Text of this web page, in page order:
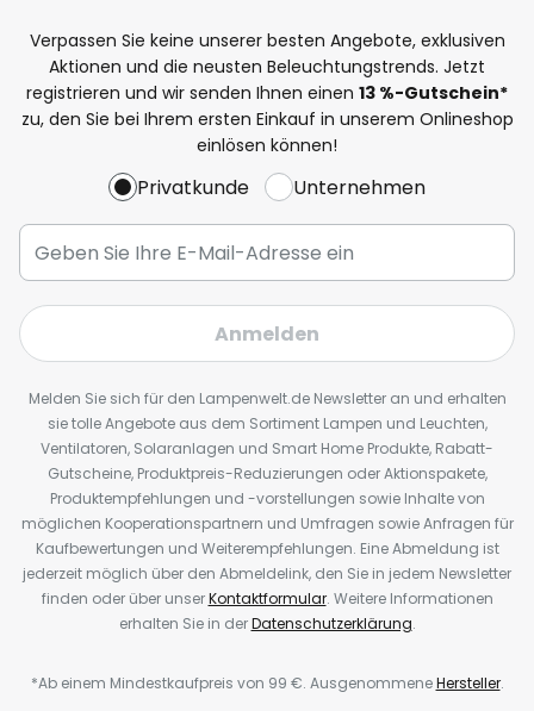
Verpassen Sie keine unserer besten Angebote, exklusiven
Aktionen und die neusten Beleuchtungstrends. Jetzt
registrieren und wir senden Ihnen einen 13 %-Gutschein*
zu, den Sie bei Ihrem ersten Einkauf in unserem Onlineshop
einlösen können!
Privatkunde Unternehmen
Anmelden
Melden Sie sich für den Lampenwelt.de Newsletter an und erhalten
sie tolle Angebote aus dem Sortiment Lampen und Leuchten,
Ventilatoren, Solaranlagen und Smart Home Produkte, Rabatt-
Gutscheine, Produktpreis-Reduzierungen oder Aktionspakete,
Produktempfehlungen und -vorstellungen sowie Inhalte von
möglichen Kooperationspartnern und Umfragen sowie Anfragen für
Kaufbewertungen und Weiterempfehlungen. Eine Abmeldung ist
jederzeit möglich über den Abmeldelink, den Sie in jedem Newsletter
finden oder über unserKontaktformular. Weitere Informationen
erhalten Sie in derDatenschutzerklärung.
*Ab einem Mindestkaufpreis von 99 €. AusgenommeneHersteller.